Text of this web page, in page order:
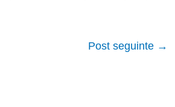
Post seguinte →